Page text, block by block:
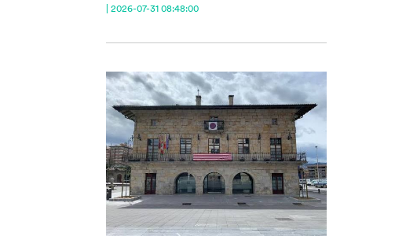
| 2026-07-31 08:48:00